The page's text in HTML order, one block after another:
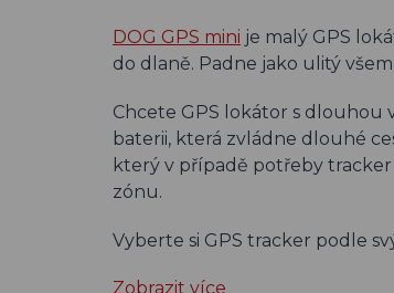
DOG GPS mini je malý GPS
do dlaně. Padne jako ulitý
Chcete GPS lokátor s dlouhou
baterii, která zvládne dlouhé
který v případě potřeby
zónu.
Vyberte si GPS tracker podle
Zobrazit více